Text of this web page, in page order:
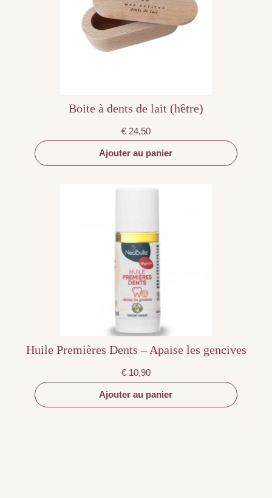
Boite à dents de lait (hêtre)
€ 24,50
Ajouter au panier
Huile Premières Dents – Apaise les gencives
€ 10,90
Ajouter au panier